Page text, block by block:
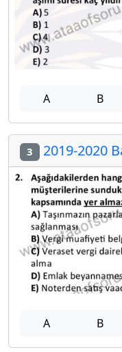
A B
3 2019-2020
A B